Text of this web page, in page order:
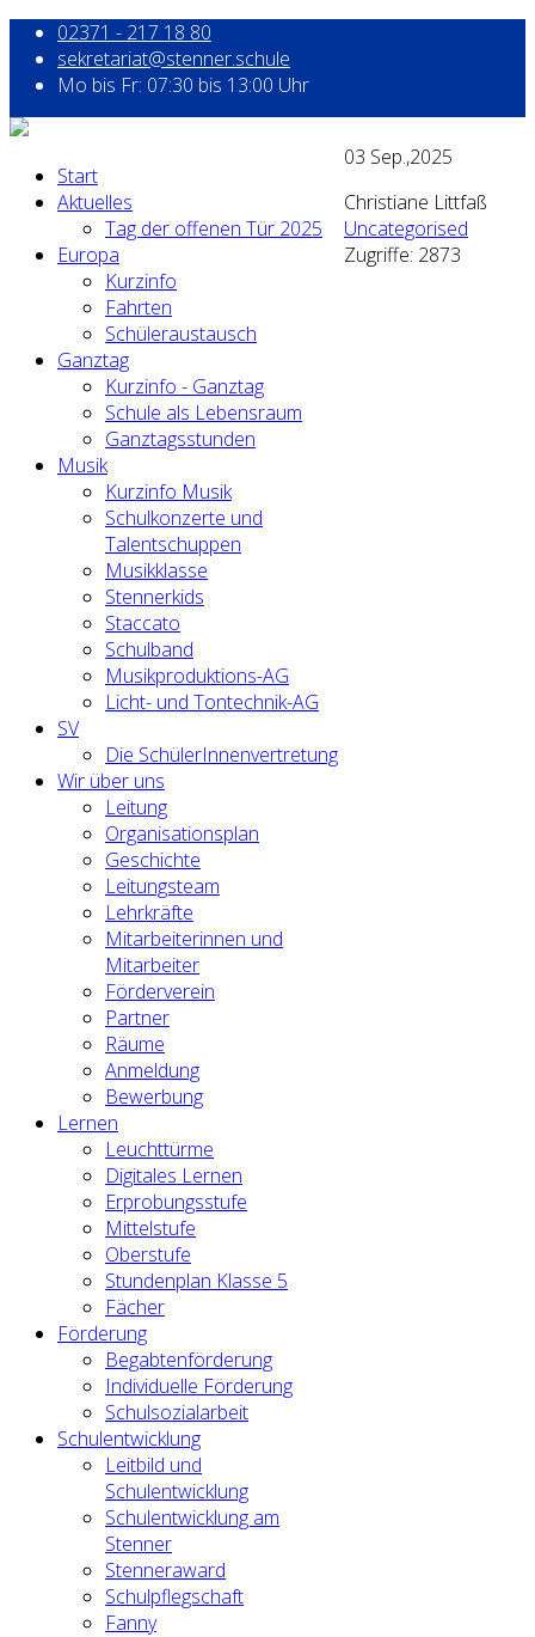
02371 - 217 18 80
sekretariat@stenner.schule
Mo bis Fr: 07:30 bis 13:00 Uhr
Start
Aktuelles
Tag der offenen Tür 2025
Europa
Kurzinfo
Fahrten
Schüleraustausch
Ganztag
Kurzinfo - Ganztag
Schule als Lebensraum
Ganztagsstunden
Musik
Kurzinfo Musik
Schulkonzerte und
Talentschuppen
Musikklasse
Stennerkids
Staccato
Schulband
Musikproduktions-AG
Licht- und Tontechnik-AG
SV
Die SchülerInnenvertretung
Wir über uns
Leitung
Organisationsplan
Geschichte
Leitungsteam
Lehrkräfte
Mitarbeiterinnen und
Mitarbeiter
Förderverein
Partner
Räume
Anmeldung
Bewerbung
Lernen
Leuchttürme
Digitales Lernen
Erprobungsstufe
Mittelstufe
Oberstufe
Stundenplan Klasse 5
Fächer
Förderung
Begabtenförderung
Individuelle Förderung
Schulsozialarbeit
Schulentwicklung
Leitbild und
Schulentwicklung
Schulentwicklung am
Stenner
Stenneraward
Schulpflegschaft
Fanny
03 Sep.,2025
Christiane Littfaß
Uncategorised
Zugriffe: 2873